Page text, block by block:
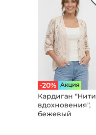
-20% Aкция
Кардиган "Нити
вдохновения",
бежевый